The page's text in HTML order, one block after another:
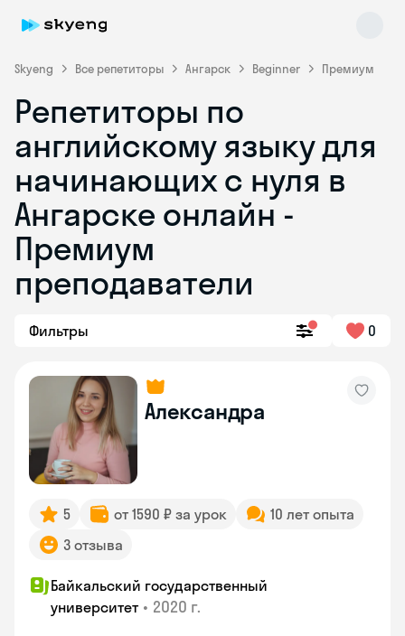
Skyeng Все репетиторы Ангарск Beginner Премиум
Репетиторы по
английскому языку для
начинающих с нуля в
Ангарске онлайн -
Премиум
преподаватели
Фильтры 0
Александра
5 от 1590 ₽ за урок
10 лет опыта
3 отзыва
Байкальский государственный
университет • 2020 г.
Skyeng Chat
online